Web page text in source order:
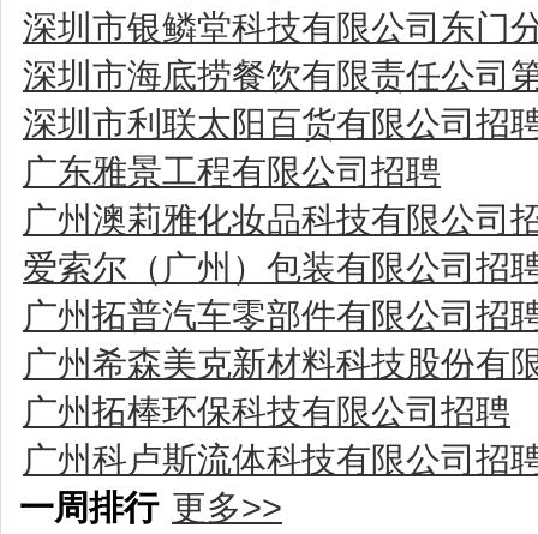
深圳市银鳞堂科技有限公司东门
深圳市海底捞餐饮有限责任公司
深圳市利联太阳百货有限公司招
广东雅景工程有限公司招聘
广州澳莉雅化妆品科技有限公司
爱索尔（广州）包装有限公司招
广州拓普汽车零部件有限公司招
广州希森美克新材料科技股份有
广州拓棒环保科技有限公司招聘
广州科卢斯流体科技有限公司招
一周排行 更多>>